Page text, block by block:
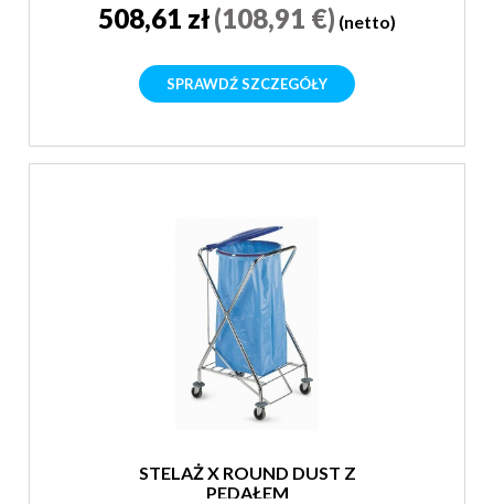
508,61 zł(108,91 €) (netto)
SPRAWDŹ SZCZEGÓŁY
STELAŻ X ROUND DUST Z
PEDAŁEM